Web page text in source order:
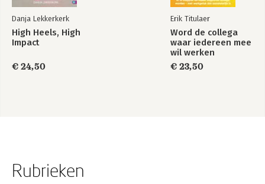
Danja Lekkerkerk
High Heels, High
Impact
€ 24,50
Erik Titulaer
Word de collega
waar iedereen mee
wil werken
€ 23,50
Rubrieken